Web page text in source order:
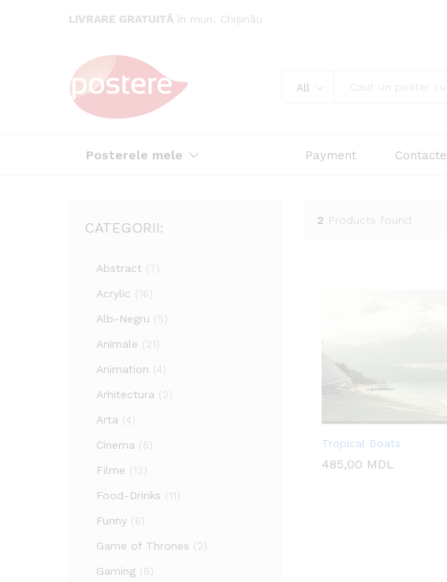
LIVRARE GRATUITĂ în mun. Chișinău
All
Posterele mele Payment Contacte
2 Products found
Tropical Boats
485,00 MDL
485,00 MDL
CATEGORII:
Abstract (7)
Acrylic (16)
Alb-Negru (5)
Animale (21)
Animation (4)
Arhitectura (2)
Arta (4)
Cinema (5)
Filme (13)
Food-Drinks (11)
Funny (6)
Game of Thrones (2)
Gaming (8)